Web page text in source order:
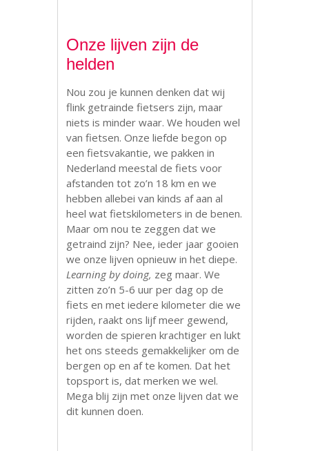
Onze lijven zijn de
helden
Nou zou je kunnen denken dat wij
flink getrainde fietsers zijn, maar
niets is minder waar. We houden wel
van fietsen. Onze liefde begon op
een fietsvakantie, we pakken in
Nederland meestal de fiets voor
afstanden tot zo’n 18 km en we
hebben allebei van kinds af aan al
heel wat fietskilometers in de benen.
Maar om nou te zeggen dat we
getraind zijn? Nee, ieder jaar gooien
we onze lijven opnieuw in het diepe.
Learning by doing, zeg maar. We
zitten zo’n 5-6 uur per dag op de
fiets en met iedere kilometer die we
rijden, raakt ons lijf meer gewend,
worden de spieren krachtiger en lukt
het ons steeds gemakkelijker om de
bergen op en af te komen. Dat het
topsport is, dat merken we wel.
Mega blij zijn met onze lijven dat we
dit kunnen doen.